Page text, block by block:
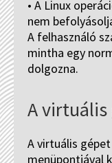
• A Linux
nem
A felhasználó
mintha egy
dolgozna.
A virtuális
A virtuális
menüpontjával